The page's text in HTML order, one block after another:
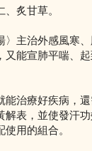
炙甘草。
主治外感風寒
能宣肺平喘、
治療好疾病，
表，並使發汗
用的組合。